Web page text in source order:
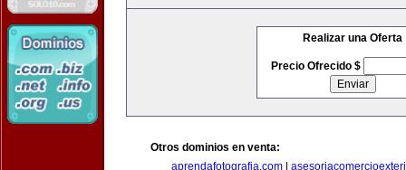
Realizar una Oferta
Precio Ofrecido $
Otros dominios en venta:
aprendafotografia.com